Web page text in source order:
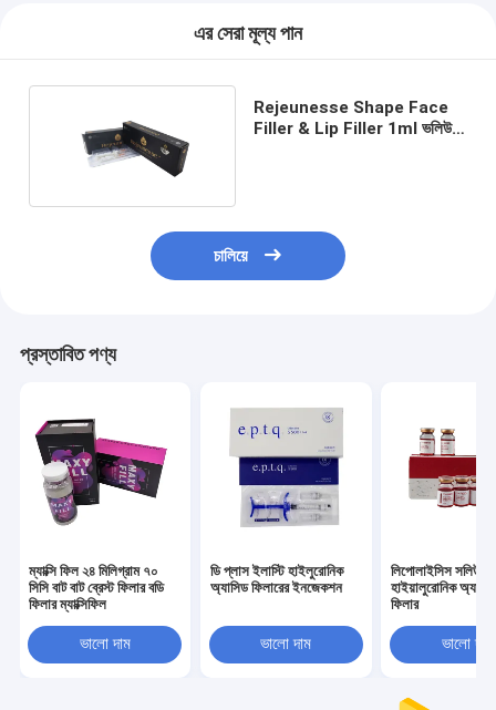
এর সেরা মূল্য পান
Rejeunesse Shape Face
Filler & Lip Filler 1ml ভলিউম
চালিয়ে
প্রস্তাবিত পণ্য
ম্যাক্সি ফিল ২৪ মিলিগ্রাম ৭০
সিসি বাট বাট ব্রেস্ট ফিলার বডি
ফিলার ম্যাক্সিফিল
ভালো দাম
ডি প্লাস ইলাস্টি হাইলুরোনিক
অ্যাসিড ফিলারের ইনজেকশন
ভালো দাম
লিপোলাইসিস সলিউশন
হাইয়ালুরোনিক অ্যাসিড
ফিলার
ভালো দাম